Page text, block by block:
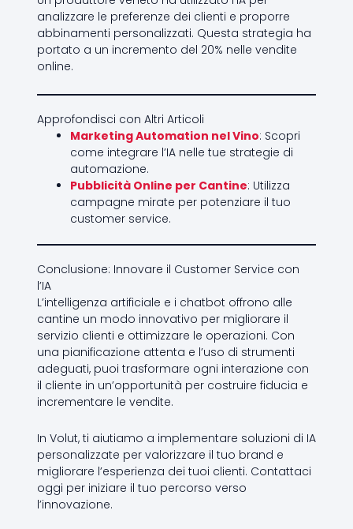
analizzare le preferenze dei clienti e proporre
abbinamenti personalizzati. Questa strategia ha
portato a un incremento del 20% nelle vendite
online.
Approfondisci con Altri Articoli
Marketing Automation nel Vino: Scopri
come integrare l’IA nelle tue strategie di
automazione.
Pubblicità Online per Cantine: Utilizza
campagne mirate per potenziare il tuo
customer service.
Conclusione: Innovare il Customer Service con
l’IA
L’intelligenza artificiale e i chatbot offrono alle
cantine un modo innovativo per migliorare il
servizio clienti e ottimizzare le operazioni. Con
una pianificazione attenta e l’uso di strumenti
adeguati, puoi trasformare ogni interazione con
il cliente in un’opportunità per costruire fiducia e
incrementare le vendite.
In Volut, ti aiutiamo a implementare soluzioni di IA
personalizzate per valorizzare il tuo brand e
migliorare l’esperienza dei tuoi clienti. Contattaci
oggi per iniziare il tuo percorso verso
l’innovazione.